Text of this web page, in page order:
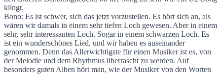
klingt.
Bono: Es ist schwer, sich das jetzt vorzustellen. Es hört sich an, als
wären wir damals in einem sehr tiefen Loch gewesen. Aber in einem
sehr, sehr interessanten Loch. Sogar in einem schwarzen Loch. Es
ist ein wunderschönes Lied, und wir haben es auseinander
genommen. Denn das Allerwichtigste für einen Musiker ist es, von
der Melodie und dem Rhythmus überrascht zu werden. Auf
besonders guten Alben hört man, wie der Musiker von den Worten